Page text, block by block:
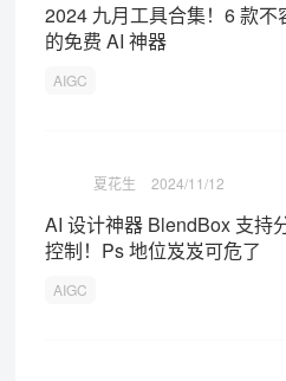
2024 九月工具合集！6 款不
的免费 AI 神器
AIGC
夏花生 2024/11/12
AI 设计神器 BlendBox 支持
控制！Ps 地位岌岌可危了
AIGC